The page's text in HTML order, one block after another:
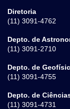
Diretoria
(11) 3091-4762
Depto. de
(11) 3091-2710
Depto. de
(11) 3091-4755
Depto. de
(11) 3091-4731